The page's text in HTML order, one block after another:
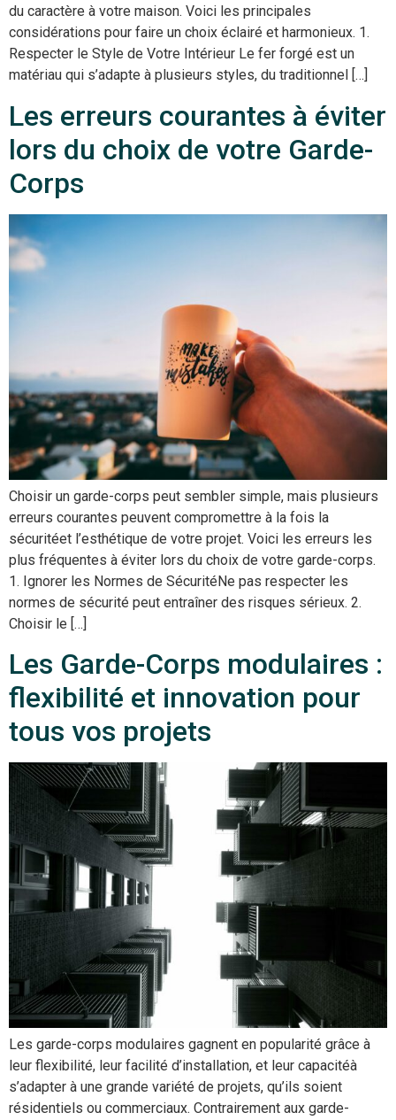
du caractère à votre maison. Voici les principales
considérations pour faire un choix éclairé et harmonieux. 1.
Respecter le Style de Votre Intérieur Le fer forgé est un
matériau qui s’adapte à plusieurs styles, du traditionnel […]
Les erreurs courantes à éviter
lors du choix de votre Garde-
Corps
Choisir un garde-corps peut sembler simple, mais plusieurs
erreurs courantes peuvent compromettre à la fois la
sécuritéet l’esthétique de votre projet. Voici les erreurs les
plus fréquentes à éviter lors du choix de votre garde-corps.
1. Ignorer les Normes de SécuritéNe pas respecter les
normes de sécurité peut entraîner des risques sérieux. 2.
Choisir le […]
Les Garde-Corps modulaires :
flexibilité et innovation pour
tous vos projets
Les garde-corps modulaires gagnent en popularité grâce à
leur flexibilité, leur facilité d’installation, et leur capacitéà
s’adapter à une grande variété de projets, qu’ils soient
résidentiels ou commerciaux. Contrairement aux garde-